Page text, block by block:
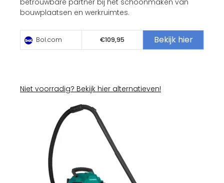
betrouwbare partner bij het schoonmaken van
bouwplaatsen en werkruimtes.
Bol.com €109,95 Bekijk hier
Niet voorradig? Bekijk hier alternatieven!